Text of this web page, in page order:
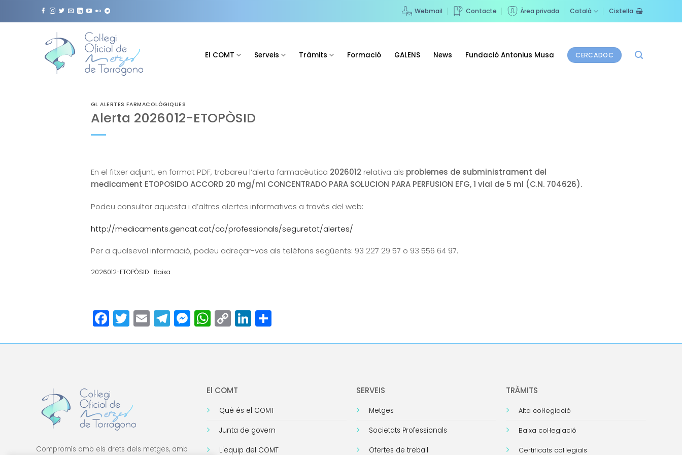
Webmail Contacte Àrea privada Català Cistella
El COMT Serveis Tràmits Formació GALENS News Fundació Antonius Musa CERCADOC
GL ALERTES FARMACOLÒGIQUES
Alerta 2026012-ETOPÒSID
En el fitxer adjunt, en format PDF, trobareu l’alerta farmacèutica 2026012 relativa als problemes de subministrament del
medicament ETOPOSIDO ACCORD 20 mg/ml CONCENTRADO PARA SOLUCION PARA PERFUSION EFG, 1 vial de 5 ml (C.N. 704626).
Podeu consultar aquesta i d’altres alertes informatives a través del web:
http://medicaments.gencat.cat/ca/professionals/seguretat/alertes/
Per a qualsevol informació, podeu adreçar-vos als telèfons següents: 93 227 29 57 o 93 556 64 97.
2026012-ETOPÒSID Baixa
Facebook
Twitter
EmailTelegram
Messenger
WhatsApp
Copy
Link
LinkedIn
Comparteix
Compromís amb els drets dels metges, amb
El COMT
Què és el COMT
Junta de govern
L'equip del COMT
SERVEIS
Metges
Societats Professionals
Ofertes de treball
TRÀMITS
Alta col·legiació
Baixa col·legiació
Certificats col·legials